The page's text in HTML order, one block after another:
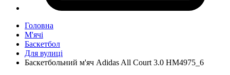
Головна
М'ячі
Баскетбол
Для вулиці
Баскетбольний м'яч Adidas All Court 3.0 HM4975_6